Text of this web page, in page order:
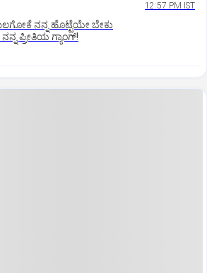
12:57 PM IST
ನನ್ನ ಹೊಟ್ಟೆಯೇ ಬೇಕು
ಪ್ರೀತಿಯ ಗ್ಯಾಂಗ್!